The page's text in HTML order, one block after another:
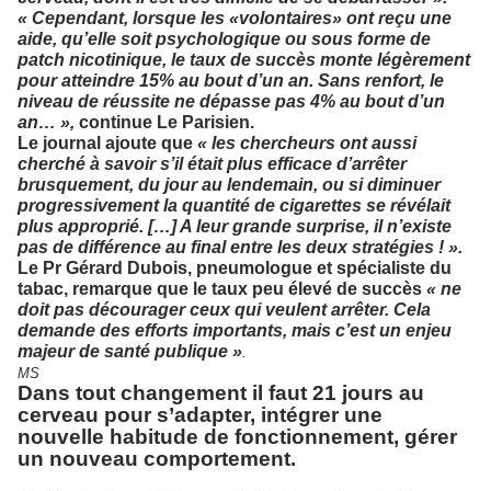
« Cependant, lorsque les «volontaires» ont reçu une
aide, qu’elle soit psychologique ou sous forme de
patch nicotinique, le taux de succès monte légèrement
pour atteindre 15% au bout d’un an. Sans renfort, le
niveau de réussite ne dépasse pas 4% au bout d’un
an… », continue Le Parisien.
Le journal ajoute que « les chercheurs ont aussi
cherché à savoir s’il était plus efficace d’arrêter
brusquement, du jour au lendemain, ou si diminuer
progressivement la quantité de cigarettes se révélait
plus approprié. […] A leur grande surprise, il n’existe
pas de différence au final entre les deux stratégies ! ».
Le Pr Gérard Dubois, pneumologue et spécialiste du
tabac, remarque que le taux peu élevé de succès « ne
doit pas décourager ceux qui veulent arrêter. Cela
demande des efforts importants, mais c’est un enjeu
majeur de santé publique »
MS
Dans tout changement il faut 21 jours au
cerveau pour s’adapter, intégrer une
nouvelle habitude de fonctionnement, gérer
un nouveau comportement.